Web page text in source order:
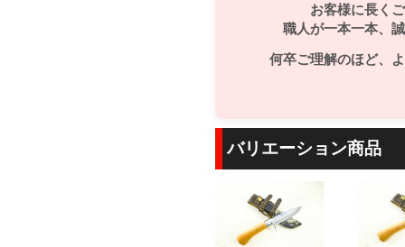
お客様に長く
職人が一本一本、
何卒ご理解のほど、
バリエーション商品